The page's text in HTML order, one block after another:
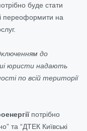
буде стати
переоформити на
до
юристи надають
по всій території
потрібно
та “ДТЕК Київські